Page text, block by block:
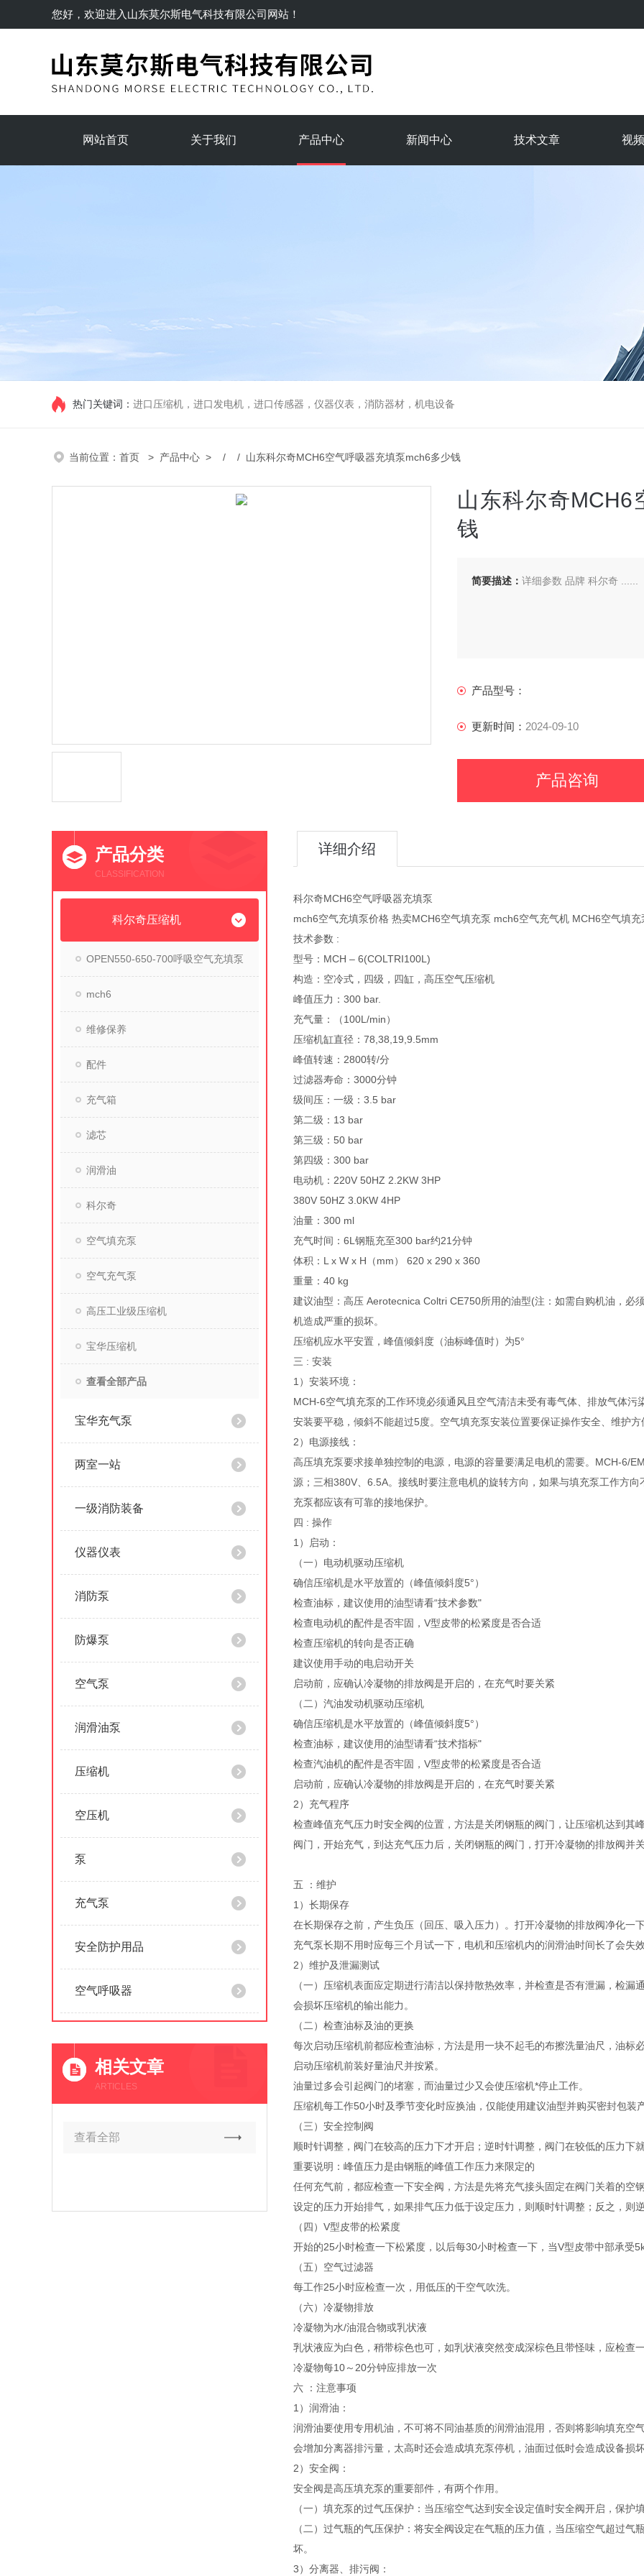
您好，欢迎进入 山东莫尔斯电气科技有限公司网站！
网站首页 关于我们 产品中心 新闻中心 技术文章 视
热门关键词： 进口压缩机，进口发电机，进口传感器，仪器仪表，消防器材，机电设备
当前位置： 首页 > 产品中心 > / / 山东科尔奇MCH6空气呼吸器充填泵mch6多少钱
山东科尔奇MCH6
钱
简要描述： 详细参数 品牌 科尔奇 ......
产品型号：
更新时间： 2024-09-10
产品咨询
产品分类
CLASSIFICATION
科尔奇压缩机
OPEN550-650-700呼吸空气充填泵
mch6
维修保养
配件
充气箱
滤芯
润滑油
科尔奇
空气填充泵
空气充气泵
高压工业级压缩机
宝华压缩机
查看全部产品
宝华充气泵
两室一站
一级消防装备
仪器仪表
消防泵
防爆泵
空气泵
润滑油泵
压缩机
空压机
泵
充气泵
安全防护用品
空气呼吸器
相关文章
ARTICLES
查看全部
详细介绍
科尔奇MCH6空气呼吸器充填泵
mch6空气充填泵价格 热卖MCH6空气填充泵 mch6空气充气机 MCH6空气填充
技术参数 :
型号：MCH – 6(COLTRI100L)
构造：空冷式，四级，四缸，高压空气压缩机
峰值压力：300 bar.
充气量：（100L/min）
压缩机缸直径：78,38,19,9.5mm
峰值转速：2800转/分
过滤器寿命：3000分钟
级间压：一级：3.5 bar
第二级：13 bar
第三级：50 bar
第四级：300 bar
电动机：220V 50HZ 2.2KW 3HP
380V 50HZ 3.0KW 4HP
油量：300 ml
充气时间：6L钢瓶充至300 bar约21分钟
体积：L x W x H（mm） 620 x 290 x 360
重量：40 kg
建议油型：高压 Aerotecnica Coltri CE750所用的油型(注：如需自购机油，必
机造成严重的损坏。
压缩机应水平安置，峰值倾斜度（油标峰值时）为5°
三 : 安装
1）安装环境：
MCH-6空气填充泵的工作环境必须通风且空气清洁未受有毒气体、排放气体
安装要平稳，倾斜不能超过5度。空气填充泵安装位置要保证操作安全、维护方
2）电源接线：
高压填充泵要求接单独控制的电源，电源的容量要满足电机的需要。MCH-6/
源；三相380V、6.5A。接线时要注意电机的旋转方向，如果与填充泵工作方
充泵都应该有可靠的接地保护。
四 : 操作
1）启动：
（一）电动机驱动压缩机
确信压缩机是水平放置的（峰值倾斜度5°）
检查油标，建议使用的油型请看“技术参数"
检查电动机的配件是否牢固，V型皮带的松紧度是否合适
检查压缩机的转向是否正确
建议使用手动的电启动开关
启动前，应确认冷凝物的排放阀是开启的，在充气时要关紧
（二）汽油发动机驱动压缩机
确信压缩机是水平放置的（峰值倾斜度5°）
检查油标，建议使用的油型请看“技术指标"
检查汽油机的配件是否牢固，V型皮带的松紧度是否合适
启动前，应确认冷凝物的排放阀是开启的，在充气时要关紧
2）充气程序
检查峰值充气压力时安全阀的位置，方法是关闭钢瓶的阀门，让压缩机达到其
阀门，开始充气，到达充气压力后，关闭钢瓶的阀门，打开冷凝物的排放阀并
五 ：维护
1）长期保存
在长期保存之前，产生负压（回压、吸入压力）。打开冷凝物的排放阀净化一
充气泵长期不用时应每三个月试一下，电机和压缩机内的润滑油时间长了会失
2）维护及泄漏测试
（一）压缩机表面应定期进行清洁以保持散热效率，并检查是否有泄漏，检
会损坏压缩机的输出能力。
（二）检查油标及油的更换
每次启动压缩机前都应检查油标，方法是用一块不起毛的布擦洗量油尺，油标
启动压缩机前装好量油尺并按紧。
油量过多会引起阀门的堵塞，而油量过少又会使压缩机*停止工作。
压缩机每工作50小时及季节变化时应换油，仅能使用建议油型并购买密封包装
（三）安全控制阀
顺时针调整，阀门在较高的压力下才开启；逆时针调整，阀门在较低的压力下
重要说明：峰值压力是由钢瓶的峰值工作压力来限定的
任何充气前，都应检查一下安全阀，方法是先将充气接头固定在阀门关着的空
设定的压力开始排气，如果排气压力低于设定压力，则顺时针调整；反之，则
（四）V型皮带的松紧度
开始的25小时检查一下松紧度，以后每30小时检查一下，当V型皮带中部承受
（五）空气过滤器
每工作25小时应检查一次，用低压的干空气吹洗。
（六）冷凝物排放
冷凝物为水/油混合物或乳状液
乳状液应为白色，稍带棕色也可，如乳状液突然变成深棕色且带怪味，应检查
冷凝物每10～20分钟应排放一次
六 ：注意事项
1）润滑油：
润滑油要使用专用机油，不可将不同油基质的润滑油混用，否则将影响填充空
会增加分离器排污量，太高时还会造成填充泵停机，油面过低时会造成设备损
2）安全阀：
安全阀是高压填充泵的重要部件，有两个作用。
（一）填充泵的过气压保护：当压缩空气达到安全设定值时安全阀开启，保护
（二）过气瓶的气压保护：将安全阀设定在气瓶的压力值，当压缩空气超过
坏。
3）分离器、排污阀：